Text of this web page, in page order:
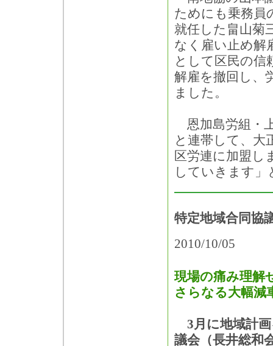
ためにも乗務員
就任した畠山菊
なく雇い止め解
として区民の信
解雇を撤回し、
ました。
恩加島労組・
と連帯して、大
区労連に加盟し
していきます
特定地域合同協
2010/10/05
現場の痛み理解
さらなる大幅減
3月に地域計画
議会（長井総和